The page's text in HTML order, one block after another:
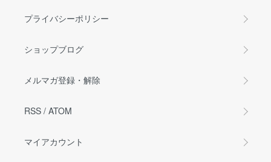
プライバシーポリシー
ショップブログ
メルマガ登録・解除
RSS / ATOM
マイアカウント